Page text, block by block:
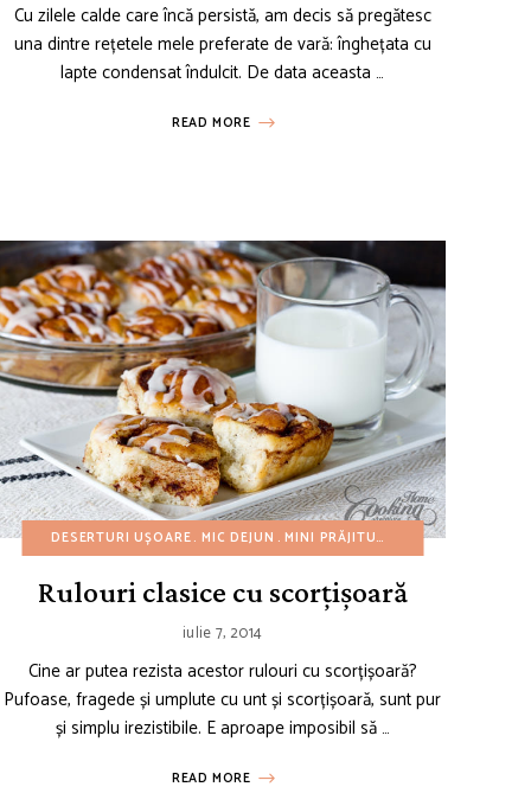
Cu zilele calde care încă persistă, am decis să pregătesc
una dintre rețetele mele preferate de vară: înghețata cu
lapte condensat îndulcit. De data aceasta …
READ MORE
REȚETE DE PÂINE REȚETE DE PRIMĂVARĂ REȚETE DE TOAMNĂ
COACERE DESERTURI UȘOARE REȚETE AMERICANE REȚETE CU
DESERTURI UȘOARE MIC DEJUN MINI PRĂJITURI REȚETE
Rulouri clasice cu scorțișoară
iulie 7, 2014
Cine ar putea rezista acestor rulouri cu scorțișoară?
Pufoase, fragede și umplute cu unt și scorțișoară, sunt pur
și simplu irezistibile. E aproape imposibil să …
READ MORE